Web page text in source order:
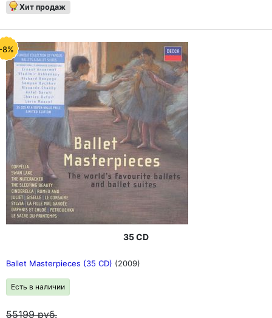
Хит продаж
8%
35 CD
Ballet Masterpieces (35 CD) (2009)
Есть в наличии
55199руб.